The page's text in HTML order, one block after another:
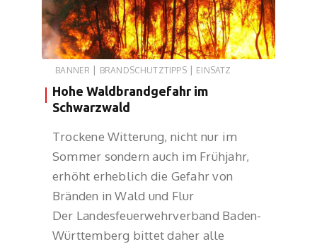
BANNER BRANDSCHUTZTIPPS EINSATZ
Hohe Waldbrandgefahr im
Schwarzwald
Trockene Witterung, nicht nur im
Sommer sondern auch im Frühjahr,
erhöht erheblich die Gefahr von
Bränden in Wald und Flur
Der Landesfeuerwehrverband Baden-
Württemberg bittet daher alle